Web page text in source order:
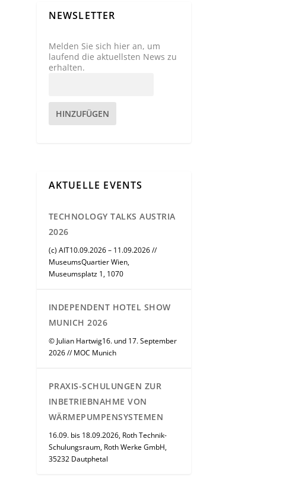
NEWSLETTER
Melden Sie sich hier an, um
laufend die aktuellsten News zu
erhalten.
HINZUFÜGEN
AKTUELLE EVENTS
TECHNOLOGY TALKS AUSTRIA
2026
(c) AIT10.09.2026 – 11.09.2026 //
MuseumsQuartier Wien,
Museumsplatz 1, 1070
INDEPENDENT HOTEL SHOW
MUNICH 2026
© Julian Hartwig16. und 17. September
2026 // MOC Munich
PRAXIS-SCHULUNGEN ZUR
INBETRIEBNAHME VON
WÄRMEPUMPENSYSTEMEN
16.09. bis 18.09.2026, Roth Technik-
Schulungsraum, Roth Werke GmbH,
35232 Dautphetal